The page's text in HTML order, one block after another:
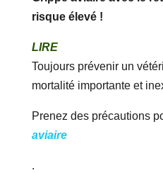
risque élevé !
LIRE
Toujours prévenir un
mortalité importante et
Prenez des précautions
aviaire
.